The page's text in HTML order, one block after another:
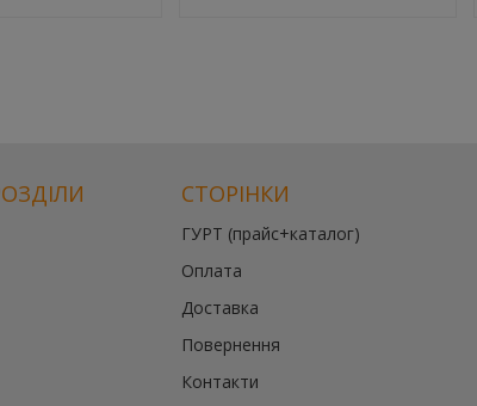
СТОРІНКИ
ГУРТ (прайс+каталог)
Оплата
Доставка
Повернення
Контакти